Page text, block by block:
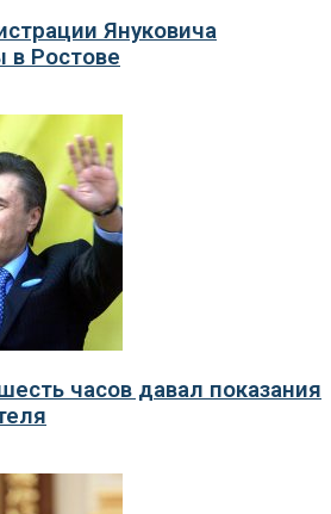
Януковича
в Ростове
часов давал показания